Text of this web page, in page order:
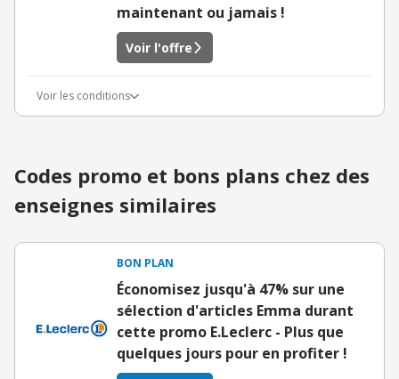
maintenant ou jamais !
Voir l'offre
Voir les conditions
Codes promo et bons plans chez des
enseignes similaires
BON PLAN
Économisez jusqu'à 47% sur une
sélection d'articles Emma durant
cette promo E.Leclerc - Plus que
quelques jours pour en profiter !